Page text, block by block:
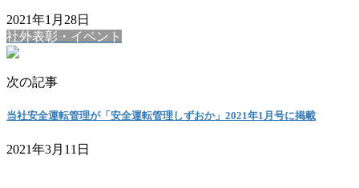
2021年1月28日
社外表彰・イベント
次の記事
当社安全運転管理が「安全運転管理しずおか」2021年1月号に掲載
2021年3月11日